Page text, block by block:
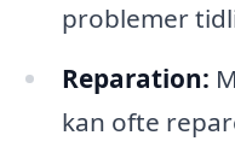
problemer
Reparation:
kan ofte